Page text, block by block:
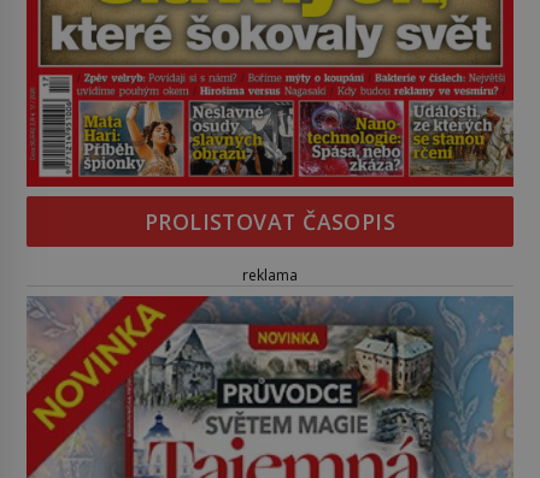
PROLISTOVAT ČASOPIS
reklama